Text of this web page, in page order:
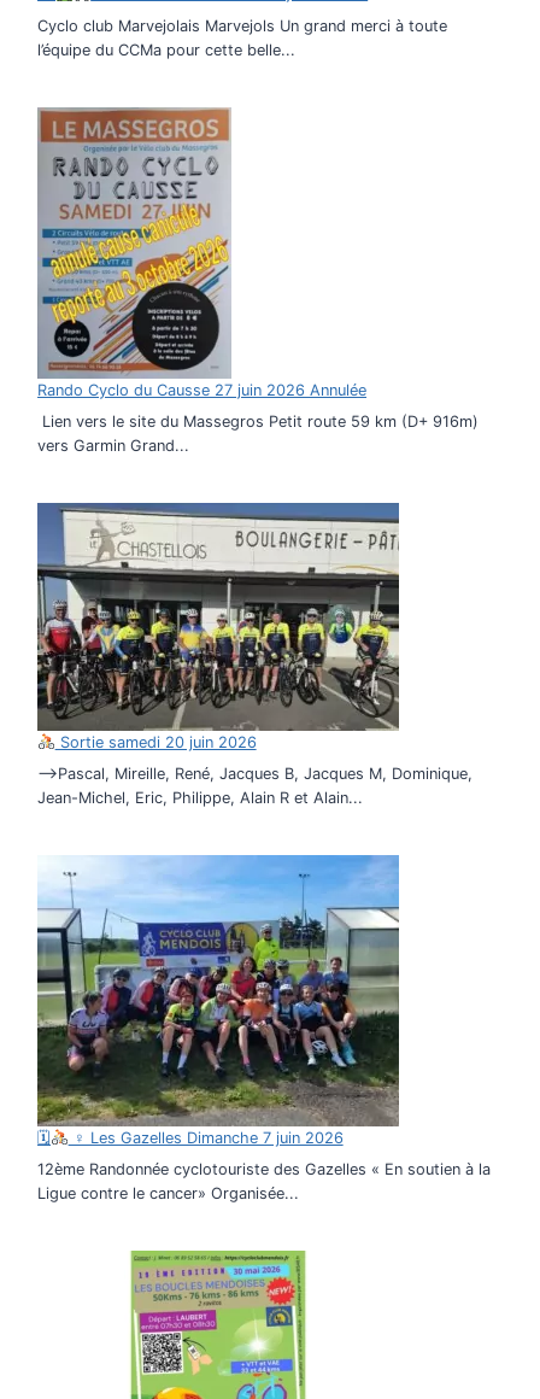
Cyclo club Marvejolais Marvejols Un grand merci à toute
l’équipe du CCMa pour cette belle...
Rando Cyclo du Causse 27 juin 2026 Annulée
Lien vers le site du Massegros Petit route 59 km (D+ 916m)
vers Garmin Grand...
Sortie samedi 20 juin 2026
–>Pascal, Mireille, René, Jacques B, Jacques M, Dominique,
Jean-Michel, Eric, Philippe, Alain R et Alain...
🗓
♀ Les Gazelles Dimanche 7 juin 2026
12ème Randonnée cyclotouriste des Gazelles « En soutien à la
Ligue contre le cancer» Organisée...